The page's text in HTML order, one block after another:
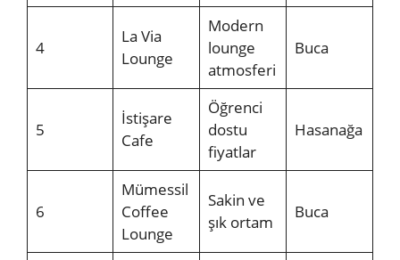
4
La Via
Lounge
Modern
lounge
atmosferi
Buca
5
İstişare
Cafe
Öğrenci
dostu
fiyatlar
Hasanağa
6
Mümessil
Coffee
Lounge
Sakin ve
şık ortam
Buca